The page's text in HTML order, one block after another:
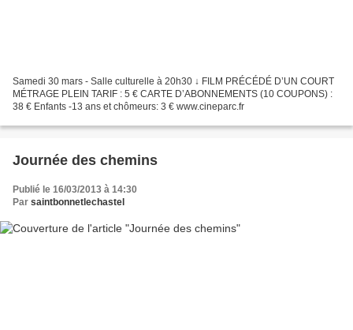
Samedi 30 mars - Salle culturelle à 20h30 ↓ FILM PRÉCÉDÉ D’UN COURT
MÉTRAGE PLEIN TARIF : 5 € CARTE D’ABONNEMENTS (10 COUPONS) :
38 € Enfants -13 ans et chômeurs: 3 € www.cineparc.fr
Journée des chemins
Publié le 16/03/2013 à 14:30
Par saintbonnetlechastel